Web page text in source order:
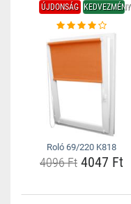
ÚJDONSÁG KEDVEZMÉNY
Roló 69/220 K818
4096 Ft 4047 Ft